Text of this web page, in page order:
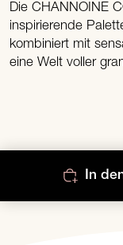
Die CHANNOINE
inspirierende
kombiniert mit
eine Welt voller
In